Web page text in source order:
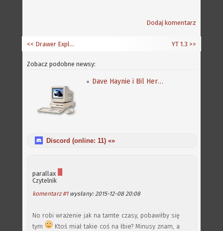
Dodaj komentarz
YT 1.3 >>
<< Drawer Explorer 0.5
Zobacz podobne newsy:
Dave Haynie i Bil Herd dla VCFE2020
Discord (online: 11) «»
parallax
Czytelnik
komentarz #1wysłany: 2015-12-08 20:08
No robi wrażenie jak na tamte czasy, pobawiłby się
tym
Ktoś miał takie coś na łbie? Minusy znam, a